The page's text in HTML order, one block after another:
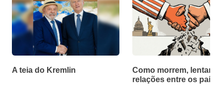
A teia do Kremlin
Como morrem,
relações entre os